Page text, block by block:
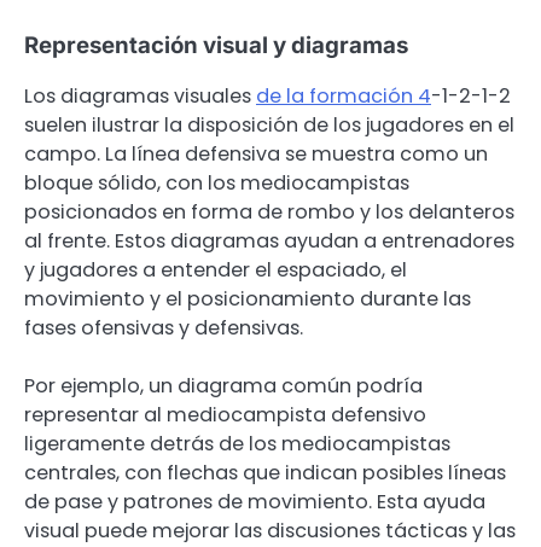
Representación visual y diagramas
Los diagramas visuales de la formación 4-1-2-1-2
suelen ilustrar la disposición de los jugadores en el
campo. La línea defensiva se muestra como un
bloque sólido, con los mediocampistas
posicionados en forma de rombo y los delanteros
al frente. Estos diagramas ayudan a entrenadores
y jugadores a entender el espaciado, el
movimiento y el posicionamiento durante las
fases ofensivas y defensivas.
Por ejemplo, un diagrama común podría
representar al mediocampista defensivo
ligeramente detrás de los mediocampistas
centrales, con flechas que indican posibles líneas
de pase y patrones de movimiento. Esta ayuda
visual puede mejorar las discusiones tácticas y las